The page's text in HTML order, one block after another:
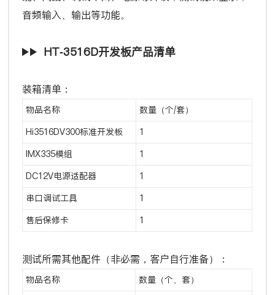
音频输入、输出等功能。
HT-3516D开发板产品清单
装箱清单：
物品名称 数量（个/套）
Hi3516DV300标准开发板 1
IMX335模组 1
DC12V电源适配器 1
串口调试工具 1
售后保修卡 1
测试所需其他配件（非必需，客户自行准备）：
物品名称 数量（个、套）